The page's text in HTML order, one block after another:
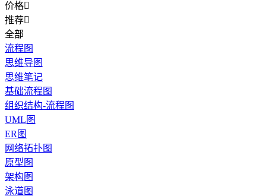
价格
推荐
全部
流程图
思维导图
思维笔记
基础流程图
组织结构-流程图
UML图
ER图
网络拓扑图
原型图
架构图
泳道图